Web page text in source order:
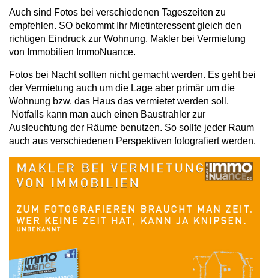
Auch sind Fotos bei verschiedenen Tageszeiten zu
empfehlen. SO bekommt Ihr Mietinteressent gleich den
richtigen Eindruck zur Wohnung. Makler bei Vermietung
von Immobilien ImmoNuance.
Fotos bei Nacht sollten nicht gemacht werden. Es geht bei
der Vermietung auch um die Lage aber primär um die
Wohnung bzw. das Haus das vermietet werden soll.
Notfalls kann man auch einen Baustrahler zur
Ausleuchtung der Räume benutzen. So sollte jeder Raum
auch aus verschiedenen Perspektiven fotografiert werden.